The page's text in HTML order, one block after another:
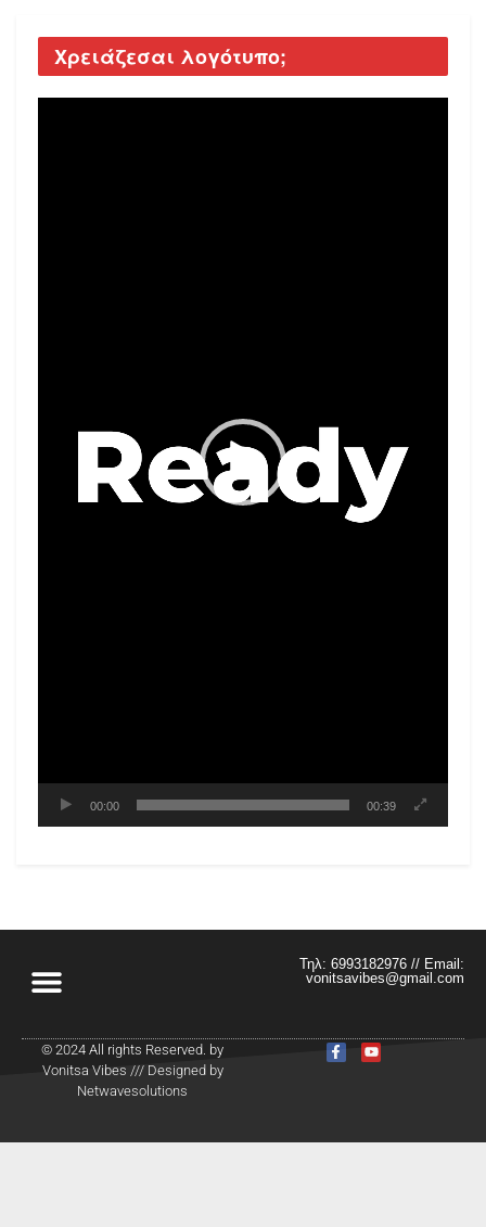
Χρειάζεσαι λογότυπο;
00:00 00:39
Τηλ: 6993182976 // Email:
vonitsavibes@gmail.com
© 2024 All rights Reserved. by
Vonitsa Vibes /// Designed by
Netwavesolutions